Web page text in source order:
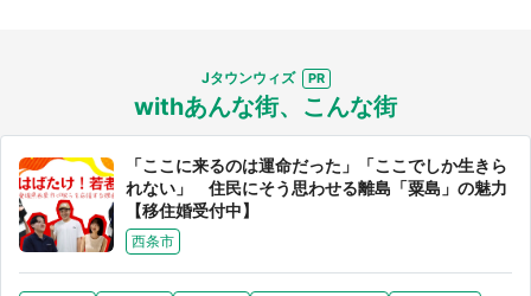
Jタウンウィズ
withあんな街、こんな街
「ここに来るのは運命だった」「ここでしか生きら
れない」 住民にそう思わせる離島「粟島」の魅力
【移住婚受付中】
西条市